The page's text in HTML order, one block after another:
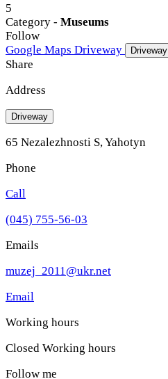
5
Category - Museums
Follow
Google Maps Driveway Driveway
Share
Address
Driveway
65 Nezalezhnosti S, Yahotyn
Phone
Call
(045) 755-56-03
Emails
muzej_2011@ukr.net
Email
Working hours
Closed Working hours
Follow me